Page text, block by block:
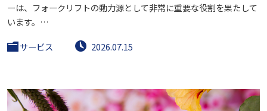
ーは、フォークリフトの動力源として非常に重要な役割を果たして
います。…
サービス
2026.07.15